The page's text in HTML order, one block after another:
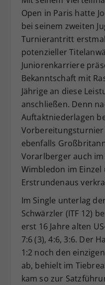
Open in Paris hatte
bei seinem zweiten
Turnierantritt
potenzieller
Juniorenkarriere
Bekanntschaft mit
Jährige an diese
anschließen. Denn
Auftaktniederlagen
ebenfalls
Vorarlberger auch
Wimbledon im
Erstrundenaus
Im Single unterlag
Schwärzler (ITF 12)
erst 16 Jahre alten
7:6 (3), 4:6, 3:6. Der
1:2 noch den
ab, behielt im
kam so zur
Zweck
Dieser
zufällig
hat.